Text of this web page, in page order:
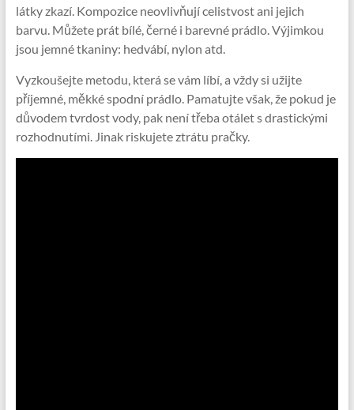
látky zkazí. Kompozice neovlivňují celistvost ani jejich
barvu. Můžete prát bílé, černé i barevné prádlo. Výjimkou
jsou jemné tkaniny: hedvábí, nylon atd.
Vyzkoušejte metodu, která se vám líbí, a vždy si užijte
příjemné, měkké spodní prádlo. Pamatujte však, že pokud je
důvodem tvrdost vody, pak není třeba otálet s drastickými
rozhodnutími. Jinak riskujete ztrátu pračky.